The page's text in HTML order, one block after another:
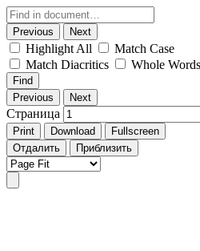
Previous Next
Highlight All
Match Case
Match Diacritics
Whole Words
Find
Previous
Next
Страница
Print Download
Fullscreen
Отдалить
Приблизить